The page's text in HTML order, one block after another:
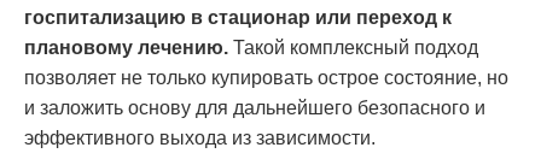
госпитализацию в стационар или переход к
плановому лечению. Такой комплексный подход
позволяет не только купировать острое состояние, но
и заложить основу для дальнейшего безопасного и
эффективного выхода из зависимости.